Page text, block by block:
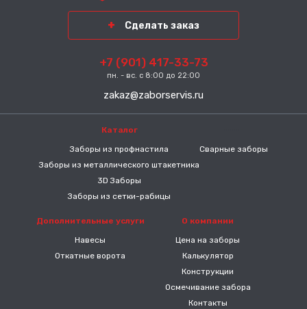
Сделать заказ
+7 (901) 417-33-73
пн. - вс. с 8:00 до 22:00
zakaz@zaborservis.ru
Каталог
Заборы из профнастила
Заборы из металлического штакетника
3D Заборы
Заборы из сетки-рабицы
Сварные заборы
Дополнительные услуги
Навесы
Откатные ворота
О компании
Цена на заборы
Калькулятор
Конструкции
Осмечивание забора
Контакты